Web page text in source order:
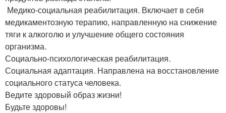
‍ Медико-социальная реабилитация. Включает в себя
медикаментозную терапию, направленную на снижение
тяги к алкоголю и улучшение общего состояния
организма.
Социально-психологическая реабилитация.
Социальная адаптация. Направлена на восстановление
социального статуса человека.
‍Ведите здоровый образ жизни!
‍Будьте здоровы!